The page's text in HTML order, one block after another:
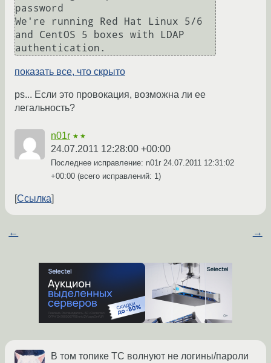
password
We're running Red Hat Linux 5/6
and CentOS 5 boxes with LDAP
authentication.
показать все, что скрыто
ps... Если это провокация, возможна ли ее
легальность?
n01r ★★
24.07.2011 12:28:00 +00:00
Последнее исправление: n01r 24.07.2011 12:31:02
+00:00 (всего исправлений: 1)
Ссылка
← →
В том топике ТС волнуют не логины/пароли